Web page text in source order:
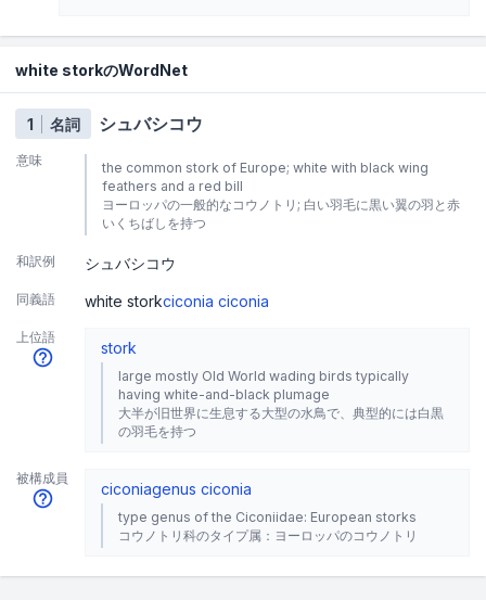
white storkのWordNet
1 名詞 シュバシコウ
意味
the common stork of Europe; white with black wing
feathers and a red bill
ヨーロッパの一般的なコウノトリ; 白い羽毛に黒い翼の羽と赤
いくちばしを持つ
和訳例 シュバシコウ
同義語 white storkciconia ciconia
上位語
stork
large mostly Old World wading birds typically
having white-and-black plumage
大半が旧世界に生息する大型の水鳥で、典型的には白黒
の羽毛を持つ
被構成員
ciconiagenus ciconia
type genus of the Ciconiidae: European storks
コウノトリ科のタイプ属：ヨーロッパのコウノトリ